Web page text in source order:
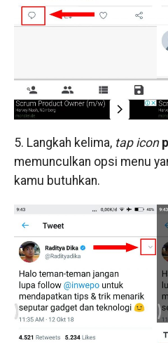
5. Langkah kelima, tap icon
memunculkan opsi menu
kamu butuhkan.